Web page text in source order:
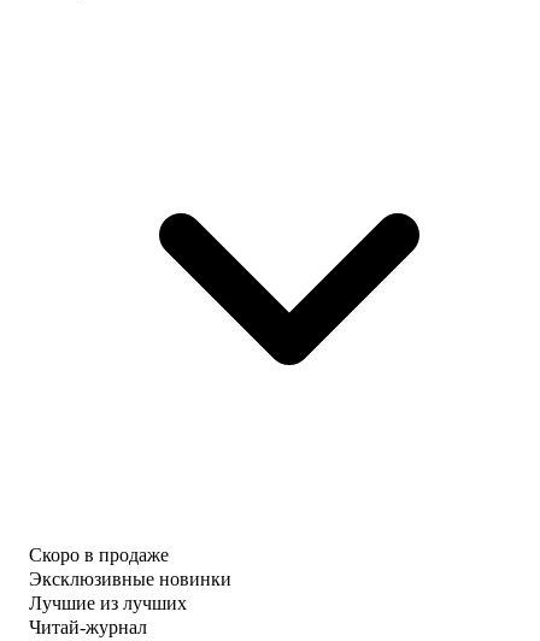
Скоро в продаже
Эксклюзивные новинки
Лучшие из лучших
Читай-журнал